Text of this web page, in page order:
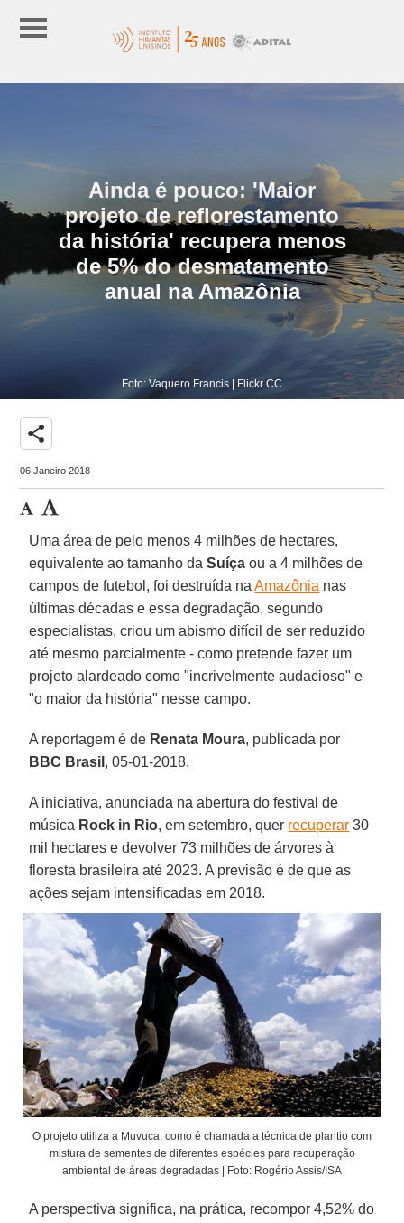
Ainda é pouco: 'Maior
projeto de reflorestamento
da história' recupera menos
de 5% do desmatamento
anual na Amazônia
Foto: Vaquero Francis | Flickr CC
share
06 Janeiro 2018
Uma área de pelo menos 4 milhões de hectares,
equivalente ao tamanho daSuíça ou a 4 milhões de
campos de futebol, foi destruída naAmazônia nas
últimas décadas e essa degradação, segundo
especialistas, criou um abismo difícil de ser reduzido
até mesmo parcialmente - como pretende fazer um
projeto alardeado como "incrivelmente audacioso" e
"o maior da história" nesse campo.
A reportagem é de Renata Moura, publicada por
BBC Brasil , 05-01-2018.
A iniciativa, anunciada na abertura do festival de
música Rock in Rio, em setembro, quer recuperar 30
mil hectares e devolver 73 milhões de árvores à
floresta brasileira até 2023. A previsão é de que as
ações sejam intensificadas em 2018.
O projeto utiliza a Muvuca, como é chamada a técnica de plantio com
mistura de sementes de diferentes espécies para recuperação
ambiental de áreas degradadas | Foto: Rogério Assis/ISA
A perspectiva significa, na prática, recompor 4,52% do